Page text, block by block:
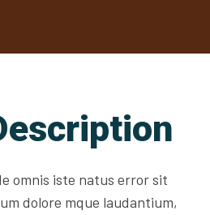
omnis iste natus error sit
dolore mque laudantium,